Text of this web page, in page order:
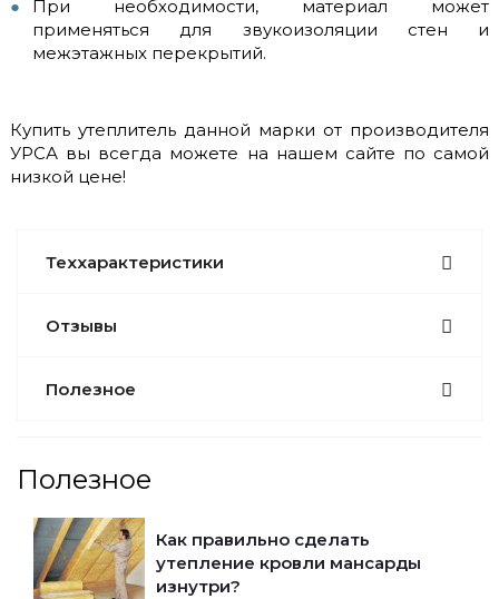
При необходимости, материал может
применяться для звукоизоляции стен и
межэтажных перекрытий.
Купить утеплитель данной марки от производителя
УРСА вы всегда можете на нашем сайте по самой
низкой цене!
Теххарактеристики
Отзывы
Полезное
Полезное
Как правильно сделать
утепление кровли мансарды
изнутри?